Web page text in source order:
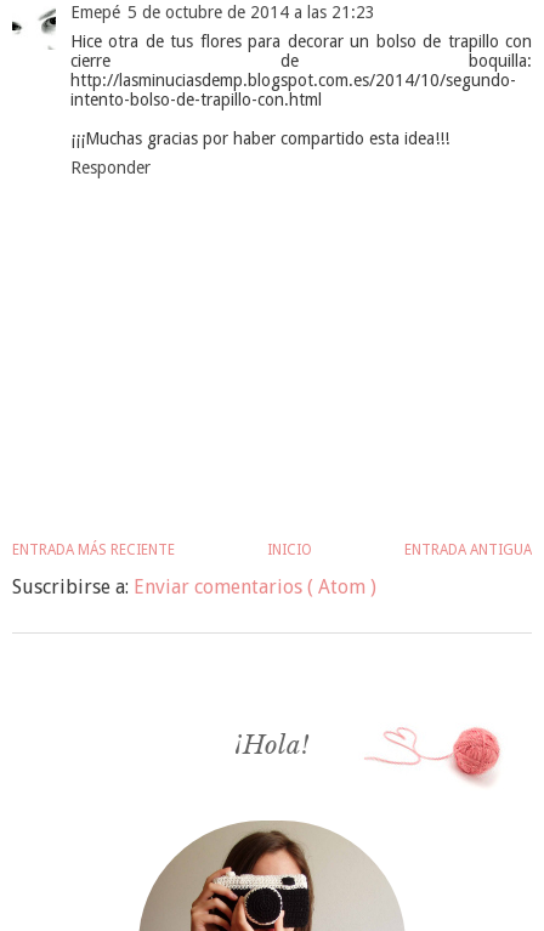
Emepé 5 de octubre de 2014 a las 21:23
Hice otra de tus flores para decorar un bolso de trapillo con
cierre de boquilla:
http://lasminuciasdemp.blogspot.com.es/2014/10/segundo-
intento-bolso-de-trapillo-con.html
¡¡¡Muchas gracias por haber compartido esta idea!!!
Responder
ENTRADA MÁS RECIENTE ENTRADA ANTIGUA
INICIO
Suscribirse a: Enviar comentarios ( Atom )
¡Hola!